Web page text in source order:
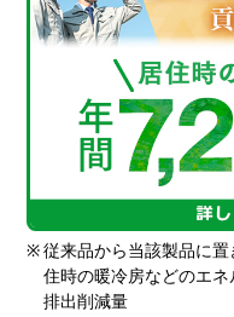
※ 従来品から当該製品に
住時の暖冷房などのエ
排出削減量